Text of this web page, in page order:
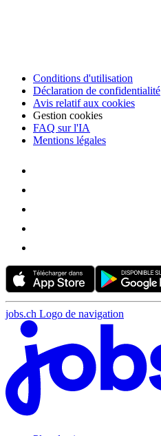
Conditions d'utilisation
Déclaration de confidentialité
Avis relatif aux cookies
Gestion cookies
FAQ sur l'IA
Mentions légales
jobs.ch Logo de navigation